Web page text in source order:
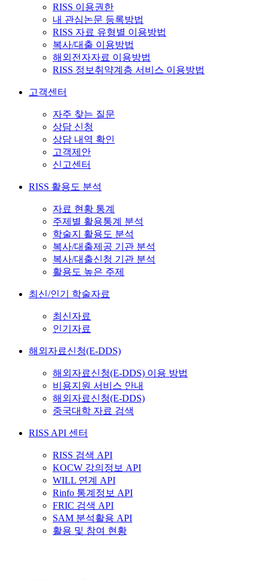
RISS 이용권한
내 관심논문 등록방법
RISS 자료 유형별 이용방법
복사/대출 이용방법
해외전자자료 이용방법
RISS 정보취약계층 서비스 이용방법
고객센터
자주 찾는 질문
상담 신청
상담 내역 확인
고객제안
신고센터
RISS 활용도 분석
자료 현황 통계
주제별 활용통계 분석
학술지 활용도 분석
복사/대출제공 기관 분석
복사/대출신청 기관 분석
활용도 높은 주제
최신/인기 학술자료
최신자료
인기자료
해외자료신청(E-DDS)
해외자료신청(E-DDS) 이용 방법
비용지원 서비스 안내
해외자료신청(E-DDS)
중국대학 자료 검색
RISS API 센터
RISS 검색 API
KOCW 강의정보 API
WILL 연계 API
Rinfo 통계정보 API
FRIC 검색 API
SAM 분석활용 API
활용 및 참여 현황